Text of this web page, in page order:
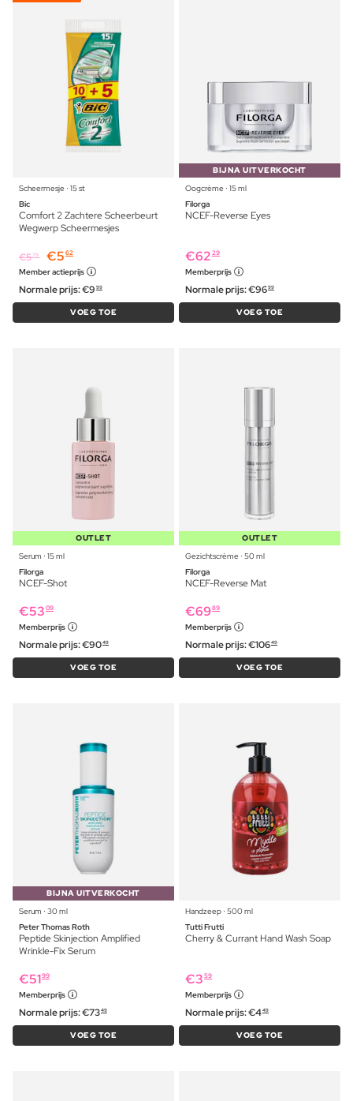
Scheermesje ⋅ 15 st
Bic
Comfort 2 Zachtere Scheerbeurt
Wegwerp Scheermesjes
€579 €5 62
Member actieprijs
Normale prijs:€9 99
VOEG TOE
BIJNA UITVERKOCHT
Oogcrème ⋅ 15 ml
Filorga
NCEF-Reverse Eyes
€62 29
Memberprijs
Normale prijs:€9699
VOEG TOE
OUTLET
Serum ⋅ 15 ml
Filorga
NCEF-Shot
€53 09
Memberprijs
Normale prijs:€9049
VOEG TOE
OUTLET
Gezichtscrème ⋅ 50 ml
Filorga
NCEF-Reverse Mat
€6989
Memberprijs
Normale prijs:€10649
VOEG TOE
BIJNA UITVERKOCHT
Serum ⋅ 30 ml
Peter Thomas Roth
Peptide Skinjection Amplified
Wrinkle-Fix Serum
€5199
Memberprijs
Normale prijs:€7349
VOEG TOE
Handzeep ⋅ 500 ml
Tutti Frutti
Cherry & Currant Hand Wash Soap
€3 59
Memberprijs
Normale prijs:€449
VOEG TOE